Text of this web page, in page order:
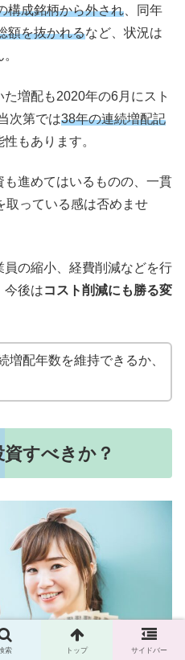
構成銘柄から外され、同年
額を抜かれるなど、状況は
増配も2020年の6月にスト
次第では38年の連続増配記
性もあります。
進めてはいるものの、一貫
取っている感は否めませ
の縮小、経費削減などを行
今後はコスト削減にも勝る変
増配年数を維持できるか、
すべきか？
索 トップ サイドバー